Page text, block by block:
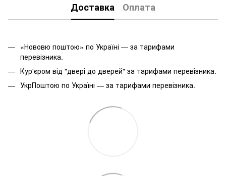
Доставка Оплата
«Нововю поштою» по Україні — за тарифами
перевізника.
Кур'єром від "двері до дверей" за тарифами перевізника.
УкрПоштою по Україні — за тарифами перевізника.